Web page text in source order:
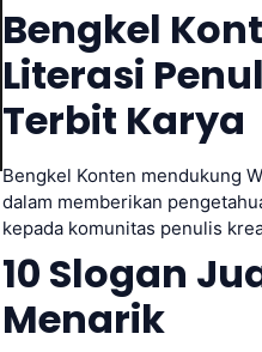
Bengkel
Literasi
Terbit Karya
Bengkel Konten mendukung
dalam memberikan
kepada komunitas penulis
10 Slogan
Menarik